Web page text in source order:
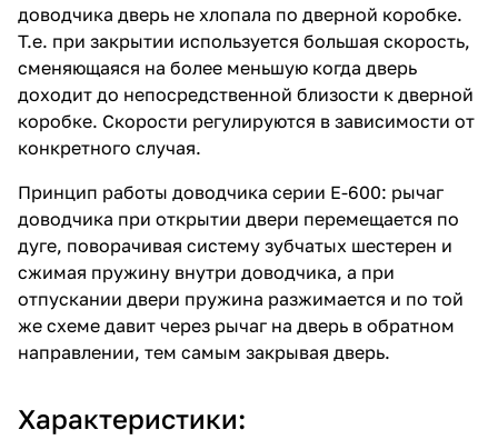
доводчика дверь не хлопала по дверной коробке.
Т.е. при закрытии используется большая скорость,
сменяющаяся на более меньшую когда дверь
доходит до непосредственной близости к дверной
коробке. Скорости регулируются в зависимости от
конкретного случая.
Принцип работы доводчика серии E-600: рычаг
доводчика при открытии двери перемещается по
дуге, поворачивая систему зубчатых шестерен и
сжимая пружину внутри доводчика, а при
отпускании двери пружина разжимается и по той
же схеме давит через рычаг на дверь в обратном
направлении, тем самым закрывая дверь.
Характеристики: